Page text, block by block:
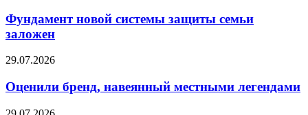
Фундамент новой системы защиты семьи
заложен
29.07.2026
Оценили бренд, навеянный местными легендами